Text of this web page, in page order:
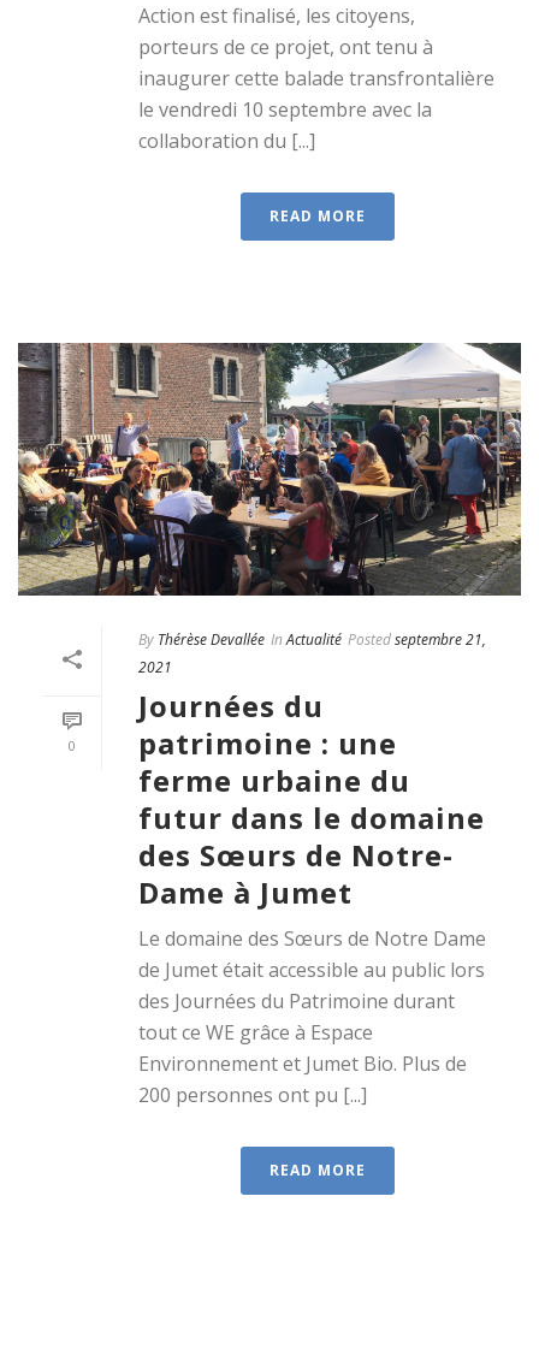
Action est finalisé, les citoyens,
porteurs de ce projet, ont tenu à
inaugurer cette balade transfrontalière
le vendredi 10 septembre avec la
collaboration du [...]
READ MORE
0
By Thérèse Devallée In Actualité Postedseptembre 21,
2021
Journées du
patrimoine : une
ferme urbaine du
futur dans le domaine
des Sœurs de Notre-
Dame à Jumet
Le domaine des Sœurs de Notre Dame
de Jumet était accessible au public lors
des Journées du Patrimoine durant
tout ce WE grâce à Espace
Environnement et Jumet Bio. Plus de
200 personnes ont pu [...]
READ MORE